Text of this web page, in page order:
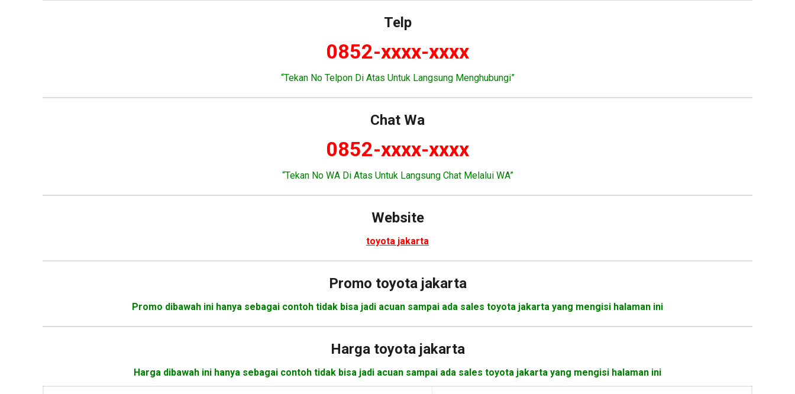
Telp
0852-xxxx-xxxx
“Tekan No Telpon Di Atas Untuk Langsung Menghubungi”
Chat Wa
0852-xxxx-xxxx
“Tekan No WA Di Atas Untuk Langsung Chat Melalui WA”
Website
toyota jakarta
Promo toyota jakarta
Promo dibawah ini hanya sebagai contoh tidak bisa jadi acuan sampai ada sales toyota jakarta yang mengisi halaman ini
Harga toyota jakarta
Harga dibawah ini hanya sebagai contoh tidak bisa jadi acuan sampai ada sales toyota jakarta yang mengisi halaman ini